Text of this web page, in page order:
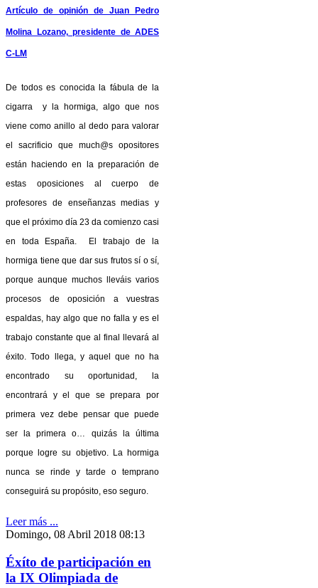
Artículo de opinión de Juan Pedro
Molina Lozano, presidente de ADES
C-LM
De todos es conocida la fábula de la
cigarra y la hormiga, algo que nos
viene como anillo al dedo para valorar
el sacrificio que much@s opositores
están haciendo en la preparación de
estas oposiciones al cuerpo de
profesores de enseñanzas medias y
que el próximo día 23 da comienzo casi
en toda España. El trabajo de la
hormiga tiene que dar sus frutos sí o sí,
porque aunque muchos lleváis varios
procesos de oposición a vuestras
espaldas, hay algo que no falla y es el
trabajo constante que al final llevará al
éxito. Todo llega, y aquel que no ha
encontrado su oportunidad, la
encontrará y el que se prepara por
primera vez debe pensar que puede
ser la primera o… quizás la última
porque logre su objetivo. La hormiga
nunca se rinde y tarde o temprano
conseguirá su propósito, eso seguro.
Leer más ...
Domingo, 08 Abril 2018 08:13
Éxíto de participación en
la IX Olimpiada de